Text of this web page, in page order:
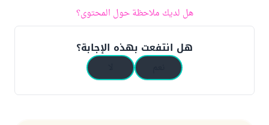
هل لديك ملاحظة حول المحتوى؟
هل انتفعت بهذه الإجابة؟